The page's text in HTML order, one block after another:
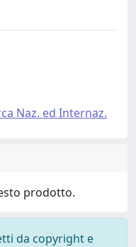
Naz. ed Internaz.
prodotto.
da copyright e